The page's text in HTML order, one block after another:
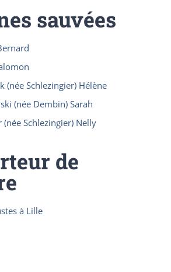
sauvées
(née Schlezingier) Hélène
(née Dembin) Sarah
(née Schlezingier) Nelly
de
à Lille